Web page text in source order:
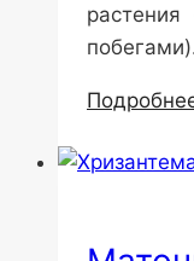
растения